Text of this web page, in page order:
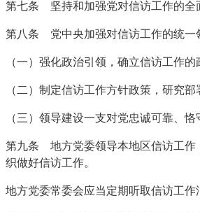
第七条 坚持和加强党对信访工作的全
第八条 党中央加强对信访工作的统一
（一）强化政治引领，确立信访工作
（二）制定信访工作方针政策，研究
（三）领导建设一支对党忠诚可靠、
第九条 地方党委领导本地区信访工作
织做好信访工作。
地方党委常委会应当定期听取信访工作